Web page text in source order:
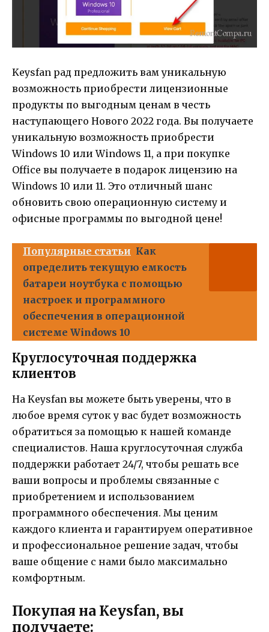
Keysfan рад предложить вам уникальную
возможность приобрести лицензионные
продукты по выгодным ценам в честь
наступающего Нового 2022 года. Вы получаете
уникальную возможность приобрести
Windows 10 или Windows 11, а при покупке
Office вы получаете в подарок лицензию на
Windows 10 или 11. Это отличный шанс
обновить свою операционную систему и
офисные программы по выгодной цене!
Популярные статьи Как
определить текущую емкость
батареи ноутбука с помощью
настроек и программного
обеспечения в операционной
системе Windows 10
Круглосуточная поддержка
клиентов
На Keysfan вы можете быть уверены, что в
любое время суток у вас будет возможность
обратиться за помощью к нашей команде
специалистов. Наша круглосуточная служба
поддержки работает 24/7, чтобы решать все
ваши вопросы и проблемы связанные с
приобретением и использованием
программного обеспечения. Мы ценим
каждого клиента и гарантируем оперативное
и профессиональное решение задач, чтобы
ваше общение с нами было максимально
комфортным.
Покупая на Keysfan, вы
получаете: